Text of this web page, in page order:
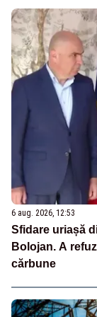
6 aug. 2026, 12:53
Sfidare uriașă
Bolojan. A
cărbune